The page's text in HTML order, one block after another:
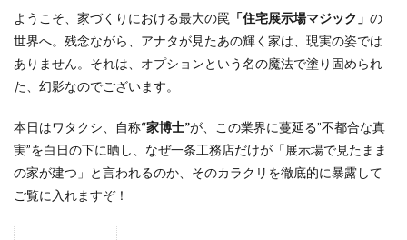
ようこそ、家づくりにおける最大の罠 「住宅展示場マジック」 の
世界へ。残念ながら、アナタが見たあの輝く家は、現実の姿では
ありません。それは、オプションという名の魔法で塗り固められ
た、幻影なのでございます。
本日はワタクシ、自称“家博士”が、この業界に蔓延る”不都合な真
実”を白日の下に晒し、なぜ一条工務店だけが「展示場で見たまま
の家が建つ」と言われるのか、そのカラクリを徹底的に暴露して
ご覧に入れますぞ！